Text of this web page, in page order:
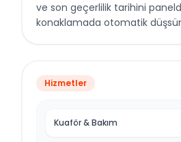
ve son geçerlilik tarihini
konaklamada otomatik
Hizmetler
Kuaför & Bakım